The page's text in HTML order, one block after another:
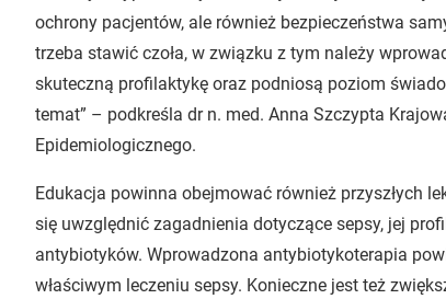
ochrony pacjentów, ale również bezpieczeństwa
trzeba stawić czoła, w związku z tym należy
skuteczną profilaktykę oraz podniosą poziom
temat” – podkreśla dr n. med. Anna Szczypta
Epidemiologicznego.
Edukacja powinna obejmować również przyszłych
się uwzględnić zagadnienia dotyczące sepsy, jej
antybiotyków. Wprowadzona antybiotykoterapia
właściwym leczeniu sepsy. Konieczne jest też